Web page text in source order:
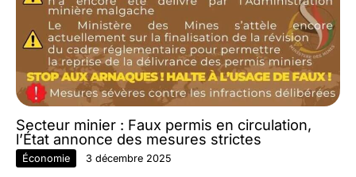
Secteur minier : Faux permis en circulation,
l’État annonce des mesures strictes
Économie 3 décembre 2025